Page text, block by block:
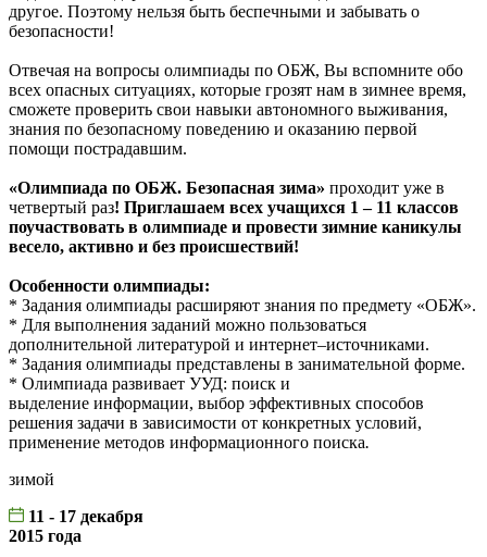
другое. Поэтому нельзя быть беспечными и забывать о
безопасности!
Отвечая на вопросы олимпиады по ОБЖ, Вы вспомните обо
всех опасных ситуациях, которые грозят нам в зимнее время,
сможете проверить свои навыки автономного выживания,
знания по безопасному поведению и оказанию первой
помощи пострадавшим.
«Олимпиада по ОБЖ. Безопасная зима» проходит уже в
четвертый раз! Приглашаем всех учащихся 1 – 11 классов
поучаствовать в олимпиаде и провести зимние каникулы
весело, активно и без происшествий!
Особенности олимпиады:
* Задания олимпиады расширяют знания по предмету «ОБЖ».
* Для выполнения заданий можно пользоваться
дополнительной литературой и интернет–источниками.
* Задания олимпиады представлены в занимательной форме.
* Олимпиада развивает УУД: поиск и
выделение информации, выбор эффективных способов
решения задачи в зависимости от конкретных условий,
применение методов информационного поиска.
зимой
11 - 17 декабря
2015 года